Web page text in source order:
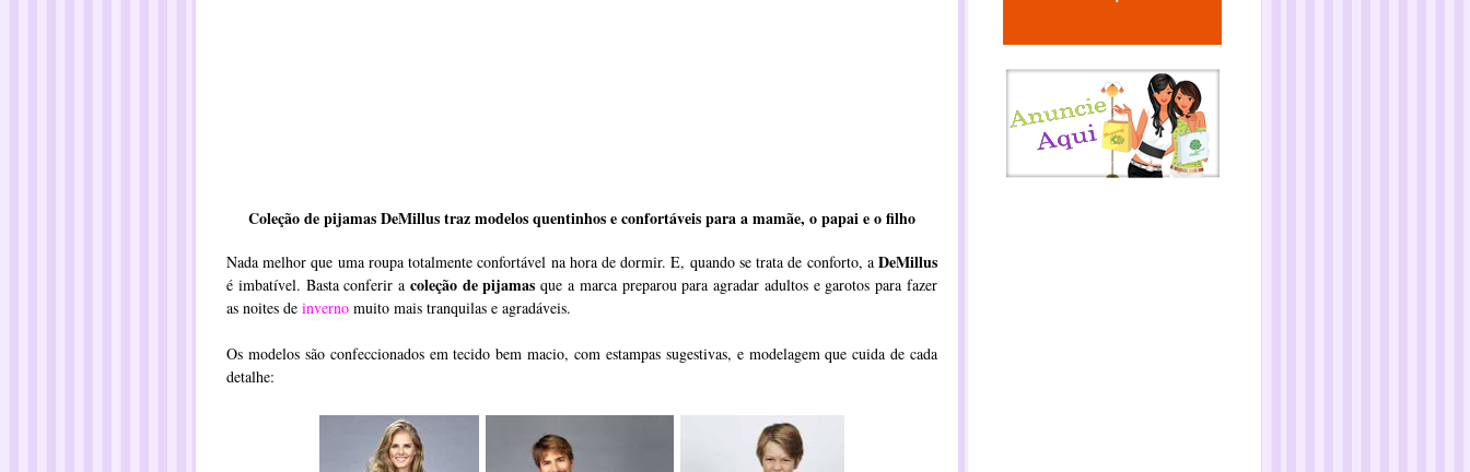
Coleção de pijamas DeMillus traz modelos quentinhos e confortáveis para a mamãe, o papai e o filho
Nada melhor que uma roupa totalmente confortável na hora de dormir. E, quando se trata de conforto, a DeMillus
é imbatível. Basta conferir a coleção de pijamas que a marca preparou para agradar adultos e garotos para fazer
as noites de inverno muito mais tranquilas e agradáveis.
Os modelos são confeccionados em tecido bem macio, com estampas sugestivas, e modelagem que cuida de cada
detalhe: